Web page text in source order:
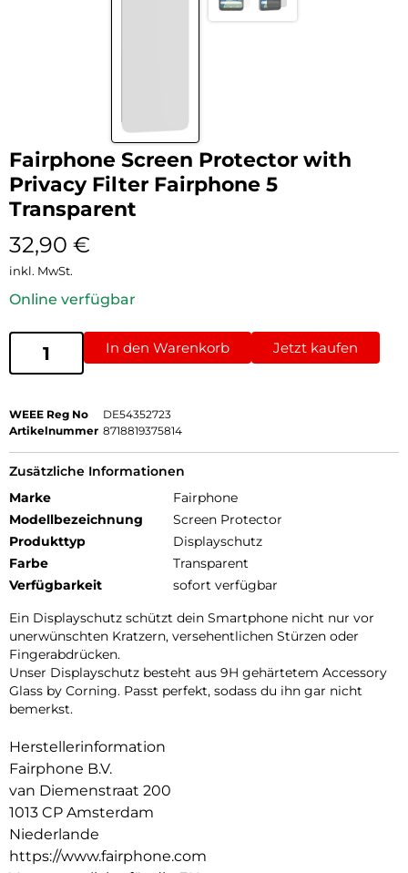
Fairphone Screen Protector with
Privacy Filter Fairphone 5
Transparent
32,90 €
inkl. MwSt.
Online verfügbar
In den Warenkorb Jetzt kaufen
WEEE Reg No
DE54352723
Artikelnummer 8718819375814
Zusätzliche Informationen
Marke
Fairphone
Modellbezeichnung
Screen Protector
Produkttyp
Displayschutz
Farbe
Transparent
Verfügbarkeit
sofort verfügbar
Ein Displayschutz schützt dein Smartphone nicht nur vor
unerwünschten Kratzern, versehentlichen Stürzen oder
Fingerabdrücken.
Unser Displayschutz besteht aus 9H gehärtetem Accessory
Glass by Corning. Passt perfekt, sodass du ihn gar nicht
bemerkst.
Herstellerinformation
Fairphone B.V.
van Diemenstraat 200
1013 CP Amsterdam
Niederlande
https://www.fairphone.com